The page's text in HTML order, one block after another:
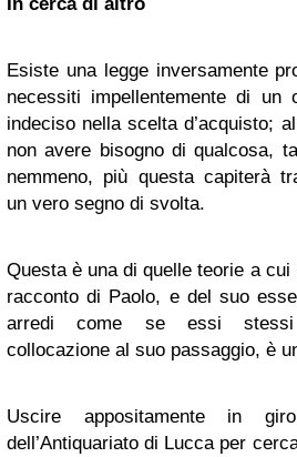
Esiste una legge inversamente
necessiti impellentemente di un
indeciso nella scelta d’acquisto;
non avere bisogno di qualcosa,
nemmeno, più questa capiterà
un vero segno di svolta.
Questa è una di quelle teorie a cui
racconto di Paolo, e del suo
arredi come se essi stessi
collocazione al suo passaggio, è
Uscire appositamente in
dell’Antiquariato di Lucca per